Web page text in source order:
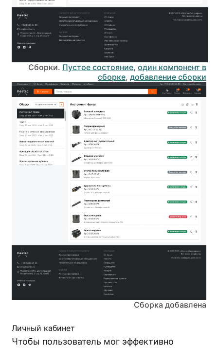
Сборки. Пустое состояние, один компонент в
сборке, добавление сборки
Сборка добавлена
Личный кабинет
Чтобы пользователь мог эффективно